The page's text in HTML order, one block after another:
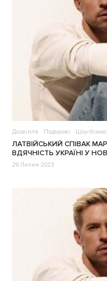
Дозвілля Подорожі Шоу-бізнес
ЛАТВІЙСЬКИЙ СПІВАК
ВДЯЧНІСТЬ УКРАЇНІ У
29 Липня 2023